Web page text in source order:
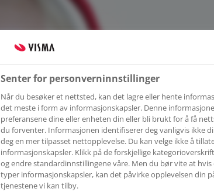
Flyt Skole
Senter for personverninnstillinger
Når du besøker et nettsted, kan det lagre eller hente
det meste i form av informasjonskapsler. Denne
preferansene dine eller enheten din eller bli brukt for å få
du forventer. Informasjonen identifiserer deg vanligvis ikke
deg en mer tilpasset nettopplevelse. Du kan velge ikke å
informasjonskapsler. Klikk på de forskjellige
og endre standardinnstillingene våre. Men du bør vite at
typer informasjonskapsler, kan det påvirke opplevelsen din
tjenestene vi kan tilby.